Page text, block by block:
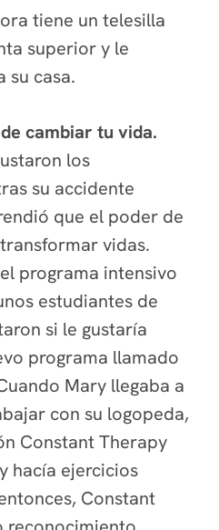
tiene un telesilla
superior y le
su casa.
cambiar tu vida.
los
su accidente
que el poder de
vidas.
programa intensivo
estudiantes de
si le gustaría
programa llamado
Mary llegaba a
con su logopeda,
Constant Therapy
hacía ejercicios
Constant